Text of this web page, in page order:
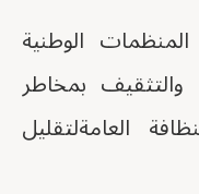
الوطنية
بمخاطر
العامةلتقليل